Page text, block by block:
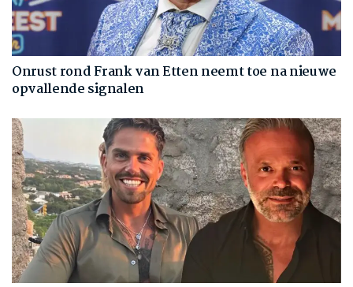
Onrust rond Frank van Etten neemt toe na nieuwe
opvallende signalen